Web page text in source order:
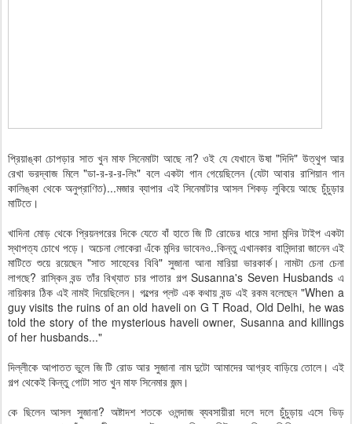
প্রিয়াঙ্কা চোপড়ার সাত খুন মাফ সিনেমাটা আছে না? ওই যে যেখানে উষা "দিদি" উত্থুপ আর
রেখা ভরদ্বাজ মিলে "ডা-র-র-র-লিং" বলে একটা গান গেয়েছিলেন (যেটা আবার রাশিয়ান গান
কালিঙ্কা থেকে অনুপ্রাণিত)...মজার ব্যাপার এই সিনেমাটার আসল শিকড় লুকিয়ে আছে চুঁচুড়ার
মাটিতে।
খাদিনা মোড় থেকে প্রিয়নগরের দিকে যেতে বাঁ হাতে জি টি রোডের ধারে সাদা মন্দির টাইপ একটা
স্থাপত্য চোখে পড়ে। অচেনা লোকেরা এঁকে মন্দির ভাবেনও..কিন্তু এখানকার বাসিন্দারা জানেন এই
মাটিতে শুয়ে রয়েছেন "সাত সাহেবের বিবি" সুজানা আনা মারিয়া ভারকার্ক। নামটা চেনা চেনা
লাগছে? রাস্কিন বন্ড তাঁর বিখ্যাত চার পাতার গল্প Susanna's Seven Husbands এ
নায়িকার ঠিক এই নামই দিয়েছিলেন। গল্পের প্লট এক কথায় বন্ড এই রকম বলেছেন "When a
guy visits the ruins of an old haveli on G T Road, Old Delhi, he was
told the story of the mysterious haveli owner, Susanna and killings
of her husbands..."
দিল্লীকে আপাতত ভুলে জি টি রোড আর সুজানা নাম দুটো আমাদের আগ্রহ বাড়িয়ে তোলে। এই
গল্প থেকেই কিন্তু গোটা সাত খুন মাফ সিনেমার জন্ম।
কে ছিলেন আসল সুজানা? অষ্টাদশ শতকে ওলন্দাজ ব্যবসায়ীরা দলে দলে চুঁচুড়ায় এসে ভিড়